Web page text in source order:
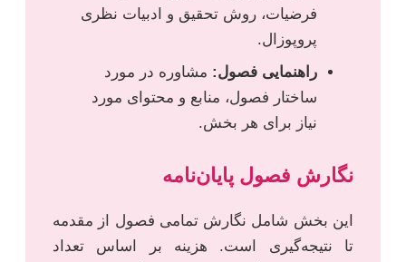
فرضیات، روش تحقیق و ادبیات نظری
پروپوزال.
راهنمایی فصول: مشاوره در مورد
ساختار فصول، منابع و محتوای مورد
نیاز برای هر بخش.
نگارش فصول پایان‌نامه
این بخش شامل نگارش تمامی فصول از مقدمه
تا نتیجه‌گیری است. هزینه بر اساس تعداد